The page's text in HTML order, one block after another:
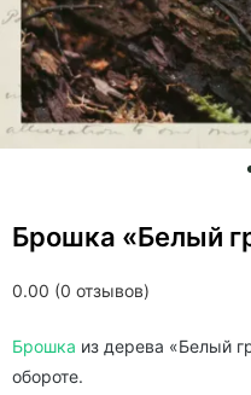
0.00 (0 отзывов)
Брошка «Белый
Брошка из дерева «Белый
обороте.